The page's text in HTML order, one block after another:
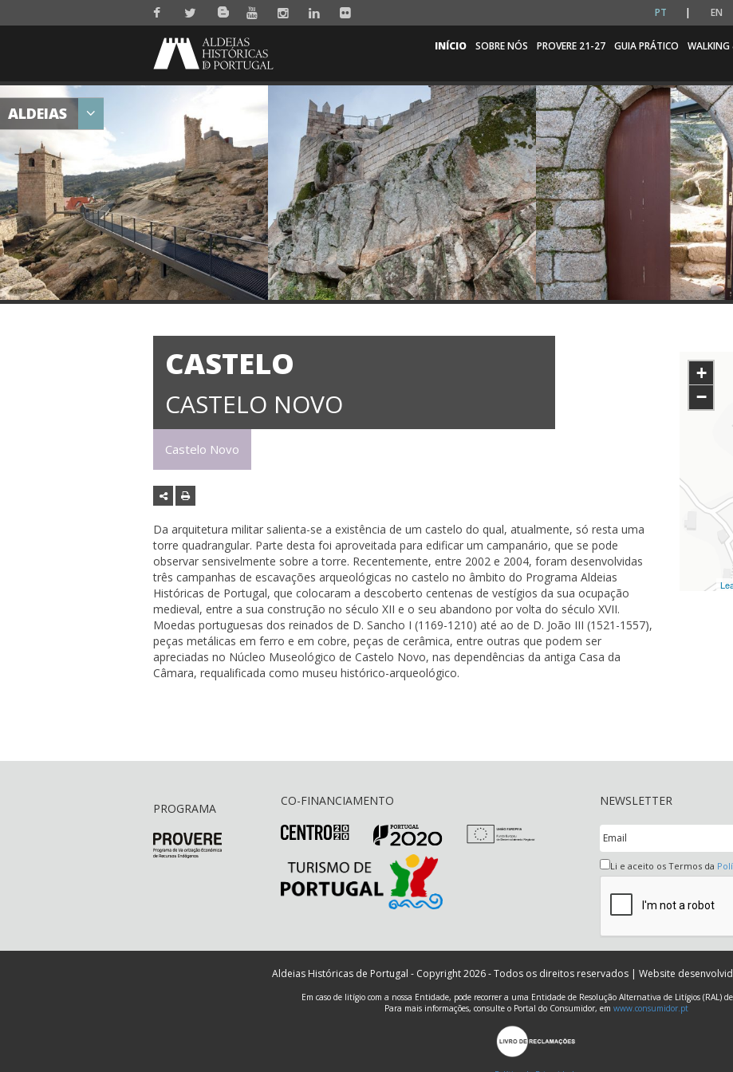
PT EN
INÍCIO SOBRE NÓS PROVERE 21-27 GUIA PRÁTICO WALKING
ALDEIAS
CASTELO
CASTELO NOVO
Castelo Novo
Da arquitetura militar salienta-se a existência de um castelo do qual, atualmente, só resta uma
torre quadrangular. Parte desta foi aproveitada para edificar um campanário, que se pode
observar sensivelmente sobre a torre. Recentemente, entre 2002 e 2004, foram desenvolvidas
três campanhas de escavações arqueológicas no castelo no âmbito do Programa Aldeias
Históricas de Portugal, que colocaram a descoberto centenas de vestígios da sua ocupação
medieval, entre a sua construção no século XII e o seu abandono por volta do século XVII.
Moedas portuguesas dos reinados de D. Sancho I (1169-1210) até ao de D. João III (1521-1557),
peças metálicas em ferro e em cobre, peças de cerâmica, entre outras que podem ser
apreciadas no Núcleo Museológico de Castelo Novo, nas dependências da antiga Casa da
Câmara, requalificada como museu histórico-arqueológico.
+
−
PROGRAMA
CO-FINANCIAMENTO NEWSLETTER
Li e aceito os Termos da
Aldeias Históricas de Portugal - Copyright 2026 - Todos os direitos reservados | Website
Em caso de litígio com a nossa Entidade, pode recorrer a uma Entidade de Resolução Alternativa de Litígios (RAL) de
Para mais informações, consulte o Portal do Consumidor, em www.consumidor.pt